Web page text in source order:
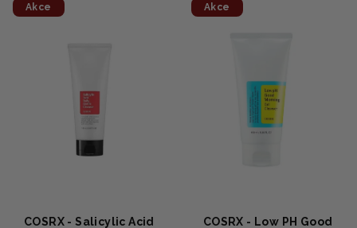
Akce
COSRX - Salicylic Acid
Akce
COSRX - Low PH Good